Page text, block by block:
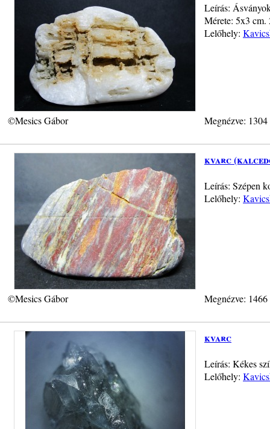
Leírás:
Mérete: 5x3 cm.
Lelőhely:
©Mesics Gábor Megnézve:
kvarc
Leírás: Szépen
Lelőhely:
©Mesics Gábor Megnézve:
kvarc
Leírás: Kékes
Lelőhely: